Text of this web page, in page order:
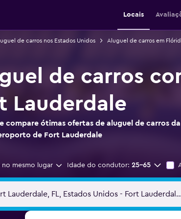
Locais
de carros nos Estados Unidos Aluguel de carros em
de carros
Lauderdale
compare ótimas ofertas de aluguel de carros da
de Fort Lauderdale
no mesmo lugar Idade do condutor: 25-65